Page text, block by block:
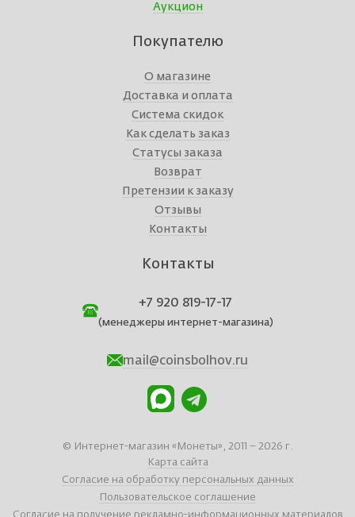
Аукцион
Покупателю
О магазине
Доставка и оплата
Система скидок
Как сделать заказ
Статусы заказа
Возврат
Претензии к заказу
Отзывы
Контакты
Контакты
+7 920 819-17-17
(менеджеры интернет-магазина)
mail@coinsbolhov.ru
© Интернет-магазин «Монеты», 2011 – 2026 г.
Карта сайта
Согласие на обработку персональных данных
Пользовательское соглашение
Согласие на получение рекламно-информационных материалов